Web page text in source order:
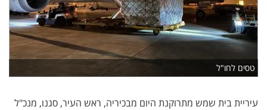
טסים לחו"ל
עיריית בית שמש מתרוקנת היום מבכיריה, ראש העיר, סגנו, מנכ"ל